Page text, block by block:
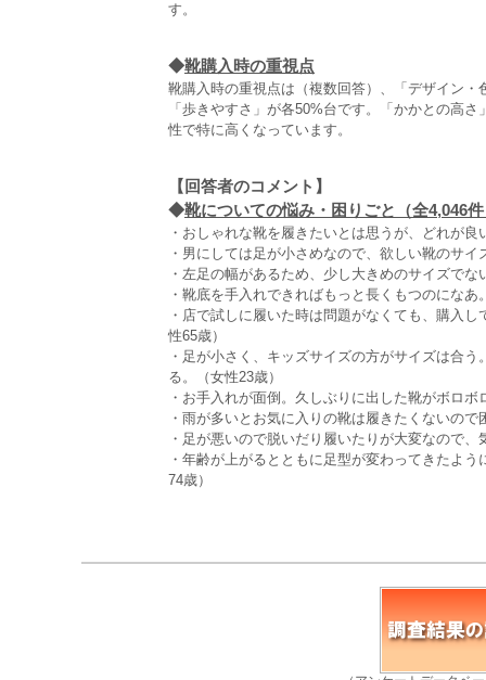
す。
◆靴購入時の重視点
靴購入時の重視点は（複数回答）、「デザイン
「歩きやすさ」が各50%台です。「かかとの高
性で特に高くなっています。
【回答者のコメント】
◆靴についての悩み・困りごと（全4,046
・おしゃれな靴を履きたいとは思うが、どれが
・男にしては足が小さめなので、欲しい靴のサ
・左足の幅があるため、少し大きめのサイズで
・靴底を手入れできればもっと長くもつのになあ
・店で試しに履いた時は問題がなくても、購入
性65歳）
・足が小さく、キッズサイズの方がサイズは合
る。（女性23歳）
・お手入れが面倒。久しぶりに出した靴がボロ
・雨が多いとお気に入りの靴は履きたくないの
・足が悪いので脱いだり履いたりが大変なので
・年齢が上がるとともに足型が変わってきたよ
74歳）